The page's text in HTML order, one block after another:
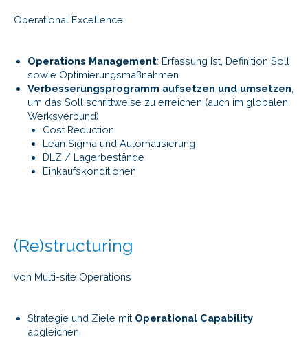
Operational Excellence
Operations Management: Erfassung Ist, Definition Soll
sowie Optimierungsmaßnahmen
Verbesserungsprogramm aufsetzen und umsetzen
um das Soll schrittweise zu erreichen (auch im globalen
Werksverbund)
Cost Reduction
Lean Sigma und Automatisierung
DLZ / Lagerbestände
Einkaufskonditionen
(Re)structuring
von Multi-site Operations
Strategie und Ziele mit Operational Capability
abgleichen